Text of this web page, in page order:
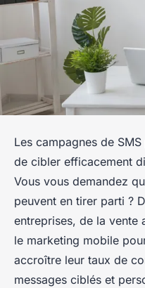
Les campagnes de
de cibler efficacement
Vous vous demandez
peuvent en tirer parti ?
entreprises, de la vente
le marketing mobile
accroître leur taux de
messages ciblés et